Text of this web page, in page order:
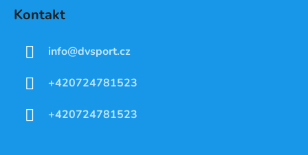
Kontakt
info@dvsport.cz
+420724781523
+420724781523